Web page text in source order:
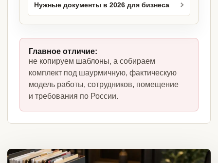
Нужные документы в 2026 для бизнеса
Главное отличие:
не копируем шаблоны, а собираем
комплект под шаурмичную, фактическую
модель работы, сотрудников, помещение
и требования по России.